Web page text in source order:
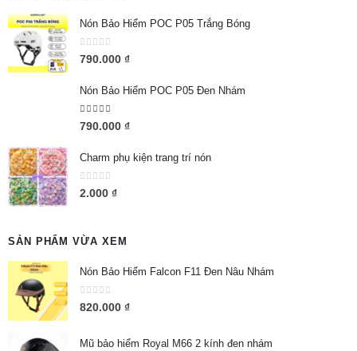
Nón Bảo Hiểm POC P05 Trắng Bóng
0out of 5
790.000 ₫
Nón Bảo Hiểm POC P05 Đen Nhám
5.00 out of 5
790.000 ₫
Charm phụ kiện trang trí nón
0 out of 5
2.000 ₫
SẢN PHẨM VỪA XEM
Nón Bảo Hiểm Falcon F11 Đen Nâu Nhám
0out of 5
820.000 ₫
Mũ bảo hiểm Royal M66 2 kính đen nhám